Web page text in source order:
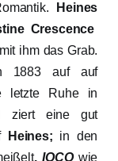
Heines
Crescence
ihm das Grab.
1883 auf auf
Ruhe in
ziert eine gut
Heines; in den
. IOCO wie